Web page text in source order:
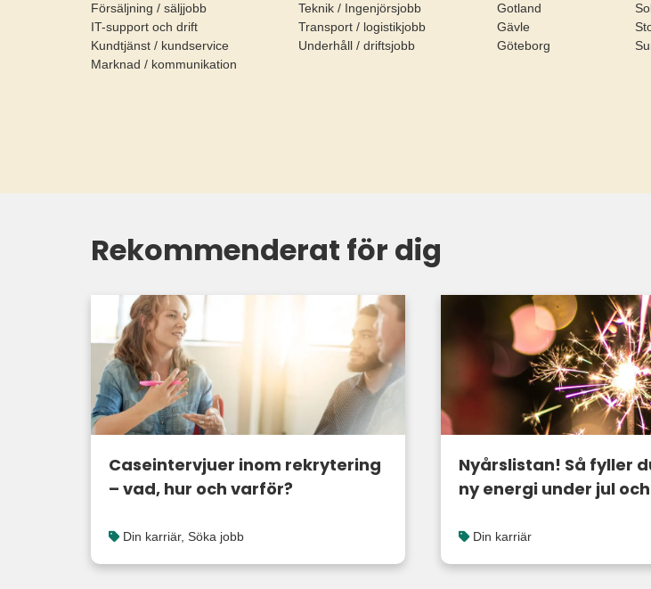
Försäljning / säljjobb
IT-support och drift
Kundtjänst / kundservice
Marknad / kommunikation
Teknik / Ingenjörsjobb
Transport / logistikjobb
Underhåll / driftsjobb
Gotland
Gävle
Göteborg
Rekommenderat för dig
Caseintervjuer inom rekrytering
– vad, hur och varför?
Din karriär, Söka jobb
Nyårslistan! Så fyller
ny energi under jul
Din karriär